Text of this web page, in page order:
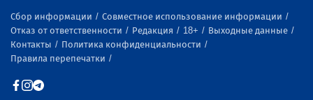
Сбор информации
Совместное использование информации
Отказ от ответственности
Редакция 18+
Выходные данные
Контакты
Политика конфиденциальности
Правила перепечатки